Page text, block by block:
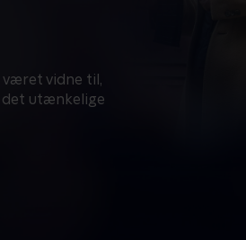
været vidne til,
utænkelige